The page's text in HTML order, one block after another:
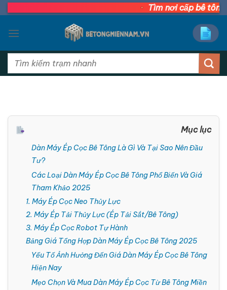
Bỏ
qua
nội
Tìm nơi cấp bê tông
Tìm
Mục lục
Dàn Máy Ép Cọc Bê Tông Là Gì Và Tại Sao Nên Đầu
Tư?
Các Loại Dàn Máy Ép Cọc Bê Tông Phổ Biến Và Giá
Tham Khảo 2025
1. Máy Ép Cọc Neo Thủy Lực
2. Máy Ép Tải Thủy Lực (Ép Tải Sắt/Bê Tông)
3. Máy Ép Cọc Robot Tự Hành
Bảng Giá Tổng Hợp Dàn Máy Ép Cọc Bê Tông 2025
Yếu Tố Ảnh Hưởng Đến Giá Dàn Máy Ép Cọc Bê Tông
Hiện Nay
Mẹo Chọn Và Mua Dàn Máy Ép Cọc Từ Bê Tông Miền